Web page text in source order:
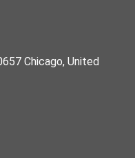
Chicago, United